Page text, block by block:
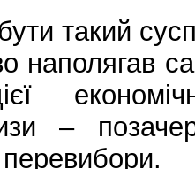
такий
наполягав
–